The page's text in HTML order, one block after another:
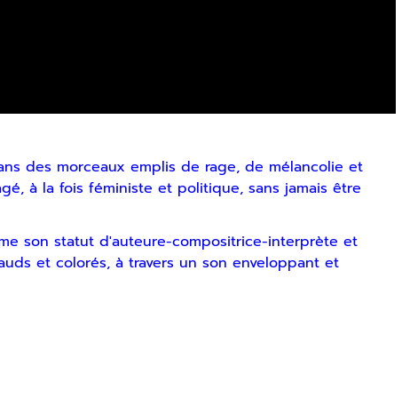
des morceaux emplis de rage, de mélancolie et
à la fois féministe et politique, sans jamais être
son statut d'auteure-compositrice-interprète et
et colorés, à travers un son enveloppant et